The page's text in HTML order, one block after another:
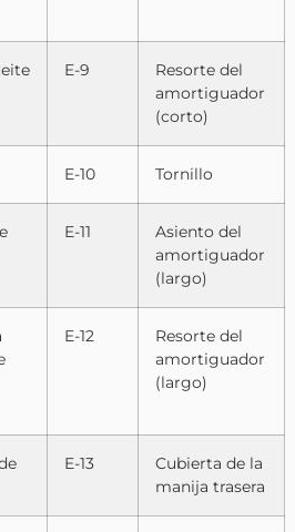
E-9
Resorte del
amortiguador
(corto)
E-10 Tornillo
E-11
Asiento del
amortiguador
(largo)
E-12
Resorte del
amortiguador
(largo)
E-13
Cubierta de la
manija trasera